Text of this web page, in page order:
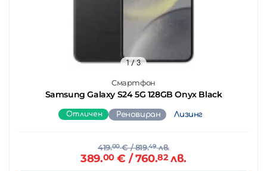
Смартфон
Samsung Galaxy S24 5G 128GB Onyx Black
1/ 3
Отличен Реновиран Лизинг
419.00€/ 819.49лв.
389.00€ / 760.82лв.